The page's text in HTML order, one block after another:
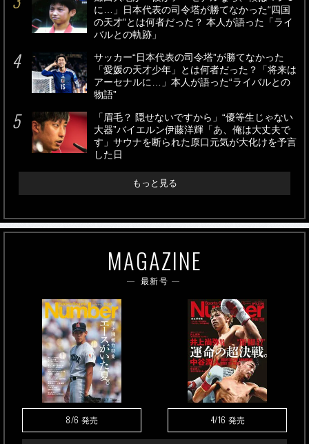
に…」日本代表の司令塔が勝てなかった“四国
の天才”とは何者だった？ 本人が語った「ライ
バルとの軌跡」
サッカー“日本代表の司令塔”が勝てなかった
「愛媛の天才少年」とは何者だった？「将来は
アーセナルに…」本人が語った“ライバルとの
物語”
「眉毛？ 隠せないですから」“優等生じゃない
大器”バイエルン伊藤洋輝「あ、俺は大丈夫で
す」サウナを断られた原口元気が大化けを予言
した日
もっと見る
MAGAZINE
最新号
8/6 発売 4/16 発売